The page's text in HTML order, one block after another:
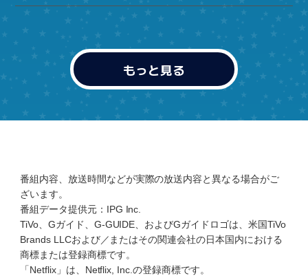
もっと見る
番組内容、放送時間などが実際の放送内容と異なる場合がご
ざいます。
番組データ提供元：IPG Inc.
TiVo、Gガイド、G-GUIDE、およびGガイドロゴは、米国TiVo
Brands LLCおよび／またはその関連会社の日本国内における
商標または登録商標です。
「Netflix」は、Netflix, Inc.の登録商標です。